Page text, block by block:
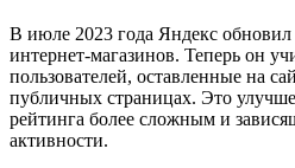
В июле 2023 года Яндекс обновил
интернет-магазинов. Теперь он
пользователей, оставленные на
публичных страницах. Это
рейтинга более сложным и
активности.